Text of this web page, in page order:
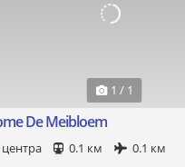
1 / 1
De Meibloem
0.1 км
0.1 км